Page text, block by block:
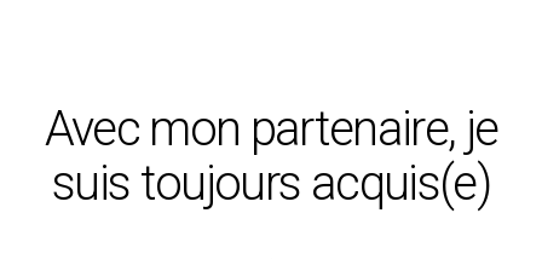
Avec mon partenaire, je
suis toujours acquis(e)